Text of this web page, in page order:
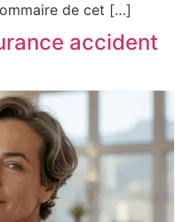
de cet […]
accident